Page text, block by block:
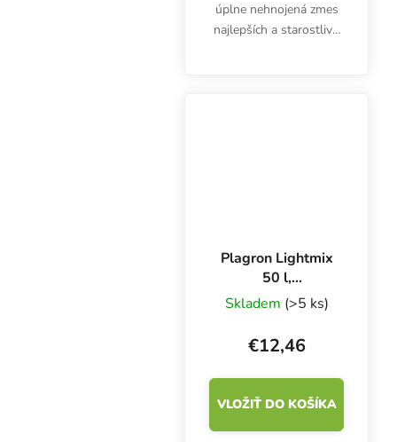
úplne nehnojená zmes
najlepších a starostlivo
Plagron Lightmix
50 l,
pestovateľské
médium s perlitom
Skladem (>5 ks)
€12,46
VLOŽIŤ DO KOŠÍKA